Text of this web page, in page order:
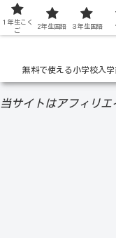
低学
無料で使える小学校入
当サイトはアフィリエ
１年生こく
ご
2年生国語 ３年生国語